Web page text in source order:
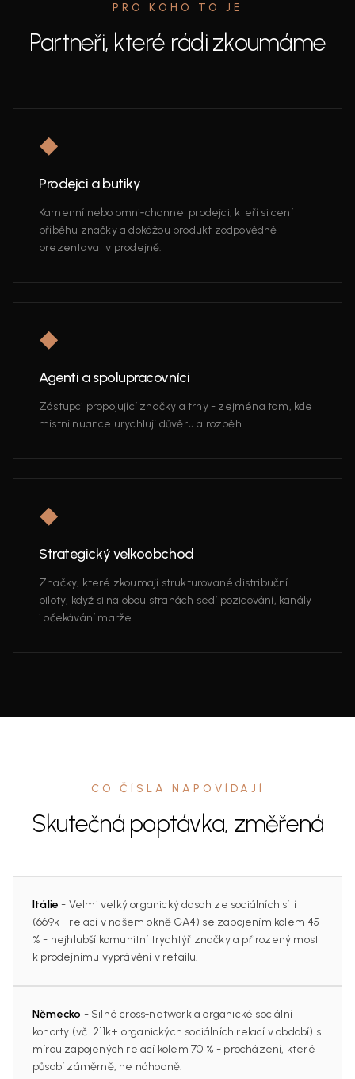
PRO KOHO TO JE
Partneři, které rádi zkoumáme
◆
Prodejci a butiky
Kamenní nebo omni‑channel prodejci, kteří si cení
příběhu značky a dokážou produkt zodpovědně
prezentovat v prodejně.
◆
Agenti a spolupracovníci
Zástupci propojující značky a trhy - zejména tam, kde
místní nuance urychlují důvěru a rozběh.
◆
Strategický velkoobchod
Značky, které zkoumají strukturované distribuční
piloty, když si na obou stranách sedí pozicování, kanály
i očekávání marže.
CO ČÍSLA NAPOVÍDAJÍ
Skutečná poptávka, změřená
Itálie - Velmi velký organický dosah ze sociálních sítí
(669k+ relací v našem okně GA4) se zapojením kolem 45
% - nejhlubší komunitní trychtýř značky a přirozený most
k prodejnímu vyprávění v retailu.
Německo - Silné cross‑network a organické sociální
kohorty (vč. 211k+ organických sociálních relací v období) s
mírou zapojených relací kolem 70 % - procházení, které
působí záměrně, ne náhodně.